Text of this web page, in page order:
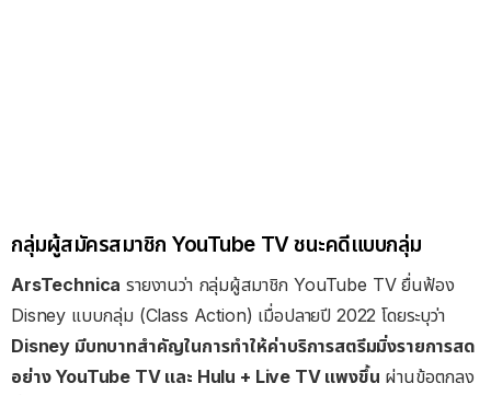
กลุ่มผู้สมัครสมาชิก YouTube TV ชนะคดีแบบกลุ่ม
ArsTechnica รายงานว่า กลุ่มผู้สมาชิก YouTube TV ยื่นฟ้อง
Disney แบบกลุ่ม (Class Action) เมื่อปลายปี 2022 โดยระบุว่า
Disney มีบทบาทสำคัญในการทำให้ค่าบริการสตรีมมิ่งรายการสด
อย่าง YouTube TV และ Hulu + Live TV แพงขึ้น ผ่านข้อตกลง